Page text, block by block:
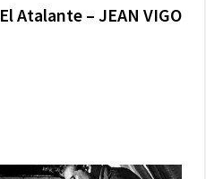
post:
El Atalante – JEAN VIGO